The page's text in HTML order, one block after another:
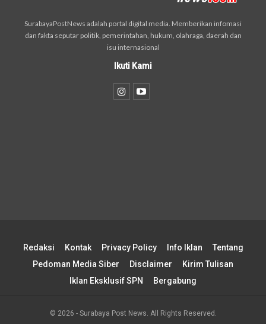
SurabayaPostNews adalah portal digital media. Memberikan infomasi
dan fakta seputar politik, pemerintahan, hukum, olahraga, daerah dan
isu internasional
Ikuti Kami
Redaksi Kontak Privacy Policy Info Iklan
Tentang
Pedoman Media Siber
Disclaimer
Kirim Tulisan
Iklan Eksklusif SPN
Bergabung
© 2026 - Surabaya Post News. All Rights Reserved.